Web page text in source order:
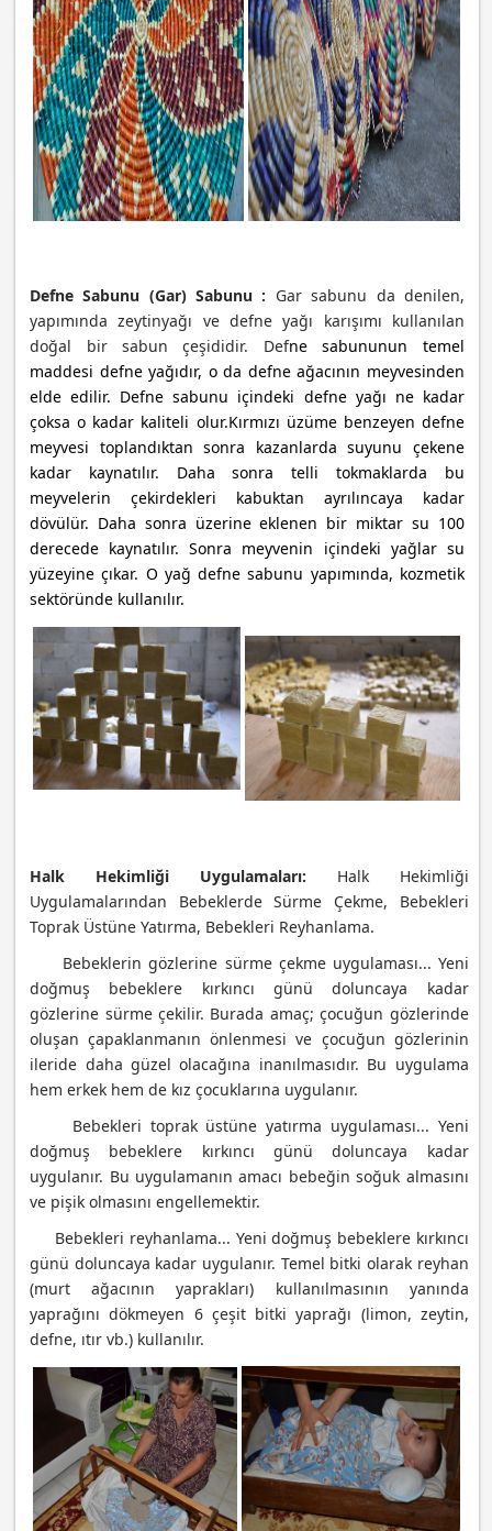
Defne Sabunu (Gar) Sabunu : Gar sabunu da denilen,
yapımında zeytinyağı ve defne yağı karışımı kullanılan
doğal bir sabun çeşididir. Defne sabununun temel
maddesi defne yağıdır, o da defne ağacının meyvesinden
elde edilir. Defne sabunu içindeki defne yağı ne kadar
çoksa o kadar kaliteli olur.Kırmızı üzüme benzeyen defne
meyvesi toplandıktan sonra kazanlarda suyunu çekene
kadar kaynatılır. Daha sonra telli tokmaklarda bu
meyvelerin çekirdekleri kabuktan ayrılıncaya kadar
dövülür. Daha sonra üzerine eklenen bir miktar su 100
derecede kaynatılır. Sonra meyvenin içindeki yağlar su
yüzeyine çıkar. O yağ defne sabunu yapımında, kozmetik
sektöründe kullanılır.
Halk Hekimliği Uygulamaları: Halk Hekimliği
Uygulamalarından Bebeklerde Sürme Çekme, Bebekleri
Toprak Üstüne Yatırma, Bebekleri Reyhanlama.
Bebeklerin gözlerine sürme çekme uygulaması... Yeni
doğmuş bebeklere kırkıncı günü doluncaya kadar
gözlerine sürme çekilir. Burada amaç; çocuğun gözlerinde
oluşan çapaklanmanın önlenmesi ve çocuğun gözlerinin
ileride daha güzel olacağına inanılmasıdır. Bu uygulama
hem erkek hem de kız çocuklarına uygulanır.
Bebekleri toprak üstüne yatırma uygulaması... Yeni
doğmuş bebeklere kırkıncı günü doluncaya kadar
uygulanır. Bu uygulamanın amacı bebeğin soğuk almasını
ve pişik olmasını engellemektir.
Bebekleri reyhanlama... Yeni doğmuş bebeklere kırkıncı
günü doluncaya kadar uygulanır. Temel bitki olarak reyhan
(murt ağacının yaprakları) kullanılmasının yanında
yaprağını dökmeyen 6 çeşit bitki yaprağı (limon, zeytin,
defne, ıtır vb.) kullanılır.